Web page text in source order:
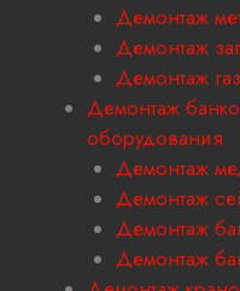
Демонтаж
Демонтаж
Демонтаж
Демонтаж
оборудования
Демонтаж
Демонтаж
Демонтаж
Демонтаж